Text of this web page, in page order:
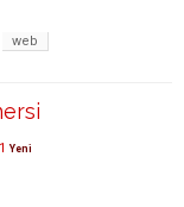
web
Yeni